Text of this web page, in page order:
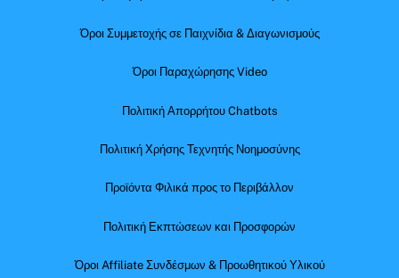
Όροι Συμμετοχής σε Παιχνίδια & Διαγωνισμούς
Όροι Παραχώρησης Video
Πολιτική Απορρήτου Chatbots
Πολιτική Χρήσης Τεχνητής Νοημοσύνης
Προϊόντα Φιλικά προς το Περιβάλλον
Πολιτική Εκπτώσεων και Προσφορών
Όροι Affiliate Συνδέσμων & Προωθητικού Υλικού